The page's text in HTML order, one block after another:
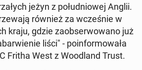
jeżyn z po­łu­dnio­wej Anglii.
również za wcze­śnie w
kraju, gdzie za­ob­ser­wo­wa­no już
liści" - po­in­for­mo­wa­ła
Fritha West z Wo­odland Trust.